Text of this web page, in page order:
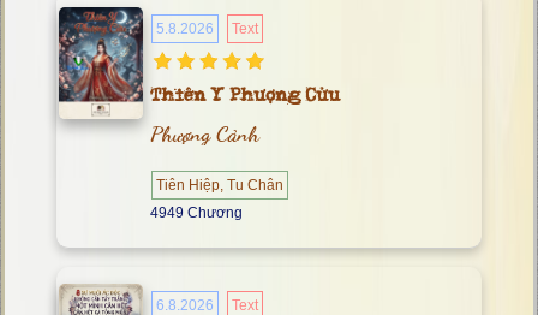
5.8.2026 Text
Thiên Y Phượng Cửu
Phượng Cảnh
Tiên Hiệp, Tu Chân
4949 Chương
6.8.2026 Text